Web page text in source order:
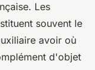
Les
souvent le
avoir où
d'objet